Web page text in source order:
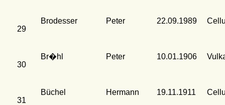
29
Brodesser Peter 22.09.1989
30
Br�hl Peter 10.01.1906
31
Büchel Hermann 19.11.1911